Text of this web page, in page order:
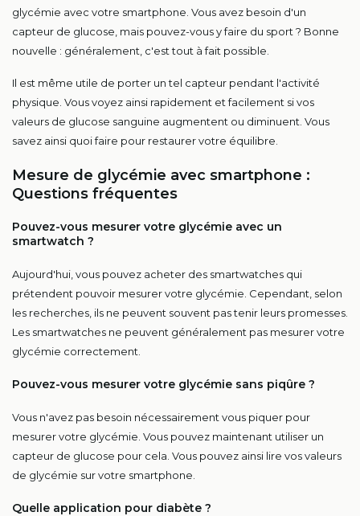
glycémie avec votre smartphone. Vous avez besoin d'un
capteur de glucose, mais pouvez-vous y faire du sport ? Bonne
nouvelle : généralement, c'est tout à fait possible.
Il est même utile de porter un tel capteur pendant l'activité
physique. Vous voyez ainsi rapidement et facilement si vos
valeurs de glucose sanguine augmentent ou diminuent. Vous
savez ainsi quoi faire pour restaurer votre équilibre.
Mesure de glycémie avec smartphone :
Questions fréquentes
Pouvez-vous mesurer votre glycémie avec un
smartwatch ?
Aujourd'hui, vous pouvez acheter des smartwatches qui
prétendent pouvoir mesurer votre glycémie. Cependant, selon
les recherches, ils ne peuvent souvent pas tenir leurs promesses.
Les smartwatches ne peuvent généralement pas mesurer votre
glycémie correctement.
Pouvez-vous mesurer votre glycémie sans piqûre ?
Vous n'avez pas besoin nécessairement vous piquer pour
mesurer votre glycémie. Vous pouvez maintenant utiliser un
capteur de glucose pour cela. Vous pouvez ainsi lire vos valeurs
de glycémie sur votre smartphone.
Quelle application pour diabète ?